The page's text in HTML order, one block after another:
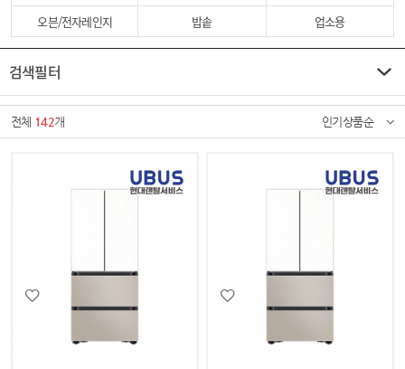
오븐/전자레인지
밥솥 업소용
검색필터
전체 142개 인기상품순